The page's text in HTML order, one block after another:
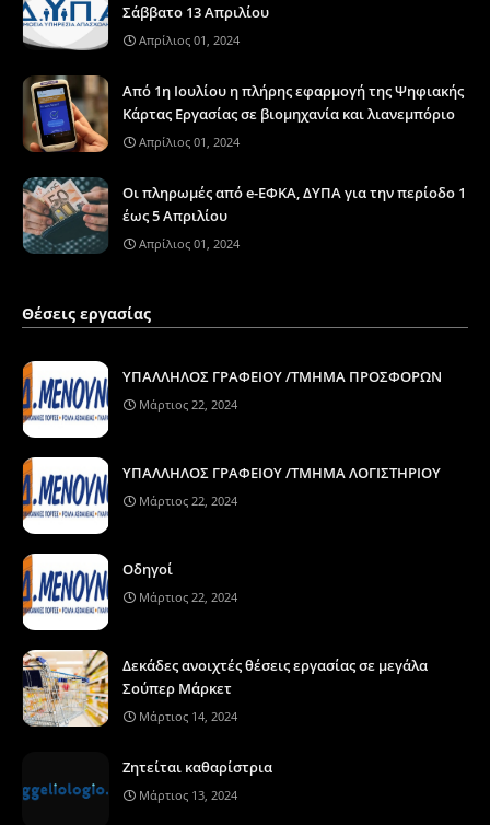
Σάββατο 13 Απριλίου
Απρίλιος 01, 2024
Από 1η Ιουλίου η πλήρης εφαρμογή της Ψηφιακής
Κάρτας Εργασίας σε βιομηχανία και λιανεμπόριο
Απρίλιος 01, 2024
Οι πληρωμές από e-ΕΦΚΑ, ΔΥΠΑ για την περίοδο 1
έως 5 Απριλίου
Απρίλιος 01, 2024
Θέσεις εργασίας
ΥΠΑΛΛΗΛΟΣ ΓΡΑΦΕΙΟΥ /ΤΜΗΜΑ ΠΡΟΣΦΟΡΩΝ
Μάρτιος 22, 2024
ΥΠΑΛΛΗΛΟΣ ΓΡΑΦΕΙΟΥ /ΤΜΗΜΑ ΛΟΓΙΣΤΗΡΙΟΥ
Μάρτιος 22, 2024
Οδηγοί
Μάρτιος 22, 2024
Δεκάδες ανοιχτές θέσεις εργασίας σε μεγάλα
Σούπερ Μάρκετ
Μάρτιος 14, 2024
Ζητείται καθαρίστρια
Μάρτιος 13, 2024